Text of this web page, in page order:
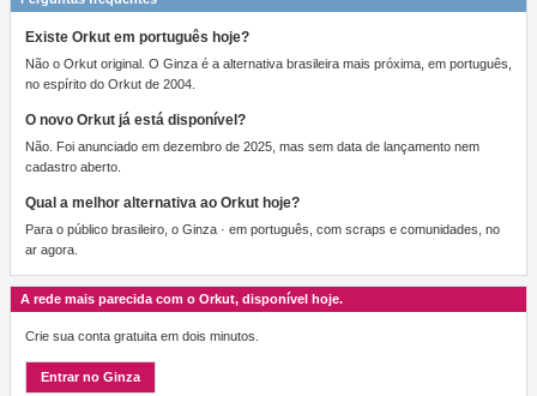
Existe Orkut em português hoje?
Não o Orkut original. O Ginza é a alternativa brasileira mais próxima, em português,
no espírito do Orkut de 2004.
O novo Orkut já está disponível?
Não. Foi anunciado em dezembro de 2025, mas sem data de lançamento nem
cadastro aberto.
Qual a melhor alternativa ao Orkut hoje?
Para o público brasileiro, o Ginza · em português, com scraps e comunidades, no
ar agora.
A rede mais parecida com o Orkut, disponível hoje.
Crie sua conta gratuita em dois minutos.
Entrar no Ginza